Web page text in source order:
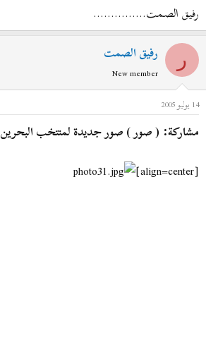
رفيق الصمت...............
ر رفيق الصمت
New member
14 يوليو 2005
مشاركة: ( صور ) صور جديدة لمنتخب البحرين
[align=center]